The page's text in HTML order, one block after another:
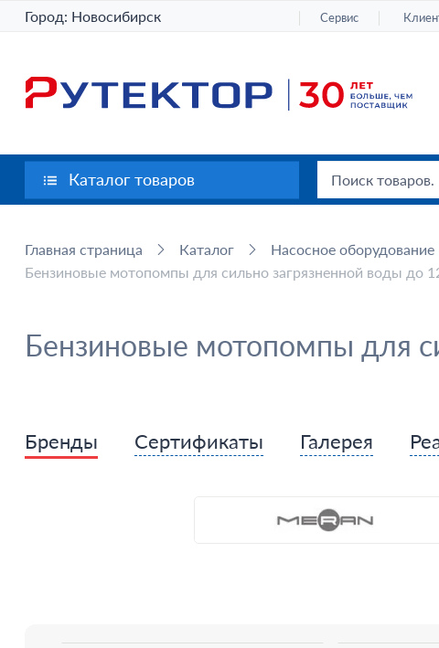
Город: Новосибирск Сервис
Каталог товаров
Главная страница Каталог Насосное оборудование
Бензиновые мотопомпы для сильно загрязненной воды до
Бензиновые мотопомпы для
Бренды Сертификаты Галерея